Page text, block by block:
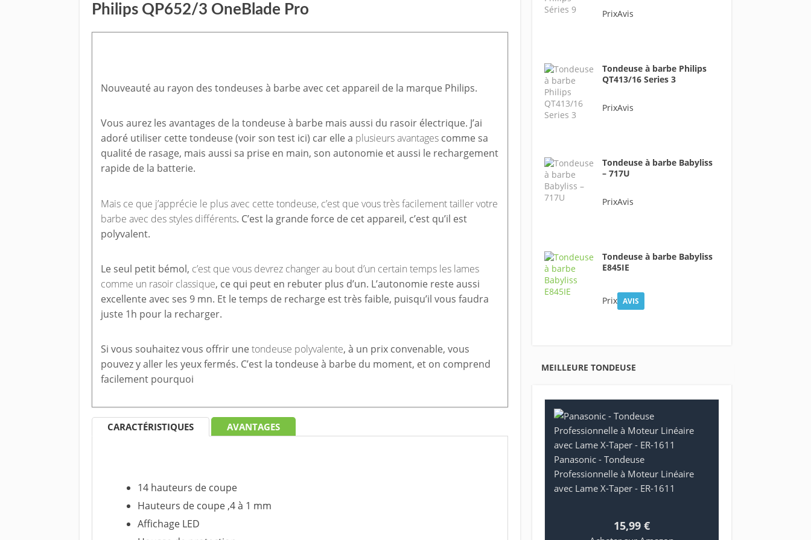
Philips QP652/3 OneBlade Pro
Nouveauté au rayon des tondeuses à barbe avec cet appareil de la marque Philips.
Vous aurez les avantages de la tondeuse à barbe mais aussi du rasoir électrique. J’ai
adoré utiliser cette tondeuse (voir son test ici) car elle a plusieurs avantagescomme sa
qualité de rasage, mais aussi sa prise en main, son autonomie et aussi le rechargement
rapide de la batterie.
Mais ce que j’apprécie le plus avec cette tondeuse, c’est que vous très facilement tailler votre
barbe avec des styles différents. C’est la grande force de cet appareil, c’est qu’il est
polyvalent.
Le seul petit bémol, c’est que vous devrez changer au bout d’un certain temps les lames
comme un rasoir classique, ce qui peut en rebuter plus d’un. L’autonomie reste aussi
excellente avec ses 9 mn. Et le temps de recharge est très faible, puisqu’il vous faudra
juste 1h pour la recharger.
Si vous souhaitez vous offrir une tondeuse polyvalente, à un prix convenable, vous
pouvez y aller les yeux fermés. C’est la tondeuse à barbe du moment, et on comprend
facilement pourquoi
CARACTÉRISTIQUES AVANTAGES
14 hauteurs de coupe
Hauteurs de coupe ,4 à 1 mm
Affichage LED
PrixAvis
Tondeuse à barbe Philips
QT413/16 Series 3
PrixAvis
Tondeuse à barbe Babyliss
– 717U
PrixAvis
Tondeuse à barbe Babyliss
E845IE
Prix AVIS
MEILLEURE TONDEUSE
Panasonic - Tondeuse
Professionnelle à Moteur Linéaire
avec Lame X-Taper - ER-1611
15,99 €